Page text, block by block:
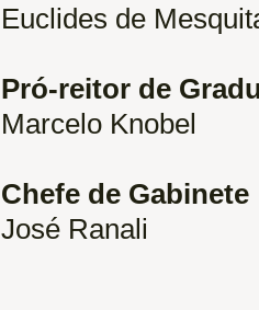
Euclides de
Pró-reitor de
Marcelo Knobel
Chefe de Gabinete
José Ranali